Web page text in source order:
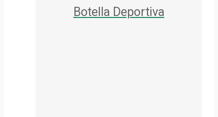
Botella Deportiva